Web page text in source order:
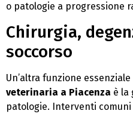
o patologie a progressione
Chirurgia,
soccorso
Un’altra funzione
veterinaria a Piacenza è la
patologie. Interventi